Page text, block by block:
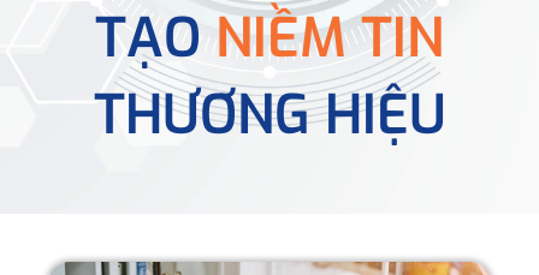
TẠONIỀM TIN
THƯƠNG HIỆU